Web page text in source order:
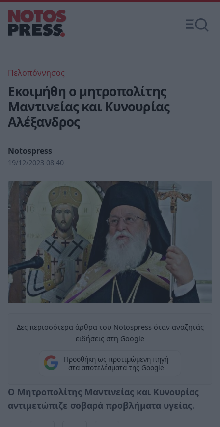
Πελοπόννησος
Εκοιμήθη ο μητροπολίτης
Μαντινείας και Κυνουρίας
Αλέξανδρος
Notospress
19/12/2023 08:40
Δες περισσότερα άρθρα του Notospress όταν αναζητάς
ειδήσεις στη Google
Προσθήκη ως προτιμώμενη πηγή
στα αποτελέσματα της Google
O Μητροπολίτης Μαντινείας και Κυνουρίας
αντιμετώπιζε σοβαρά προβλήματα υγείας.